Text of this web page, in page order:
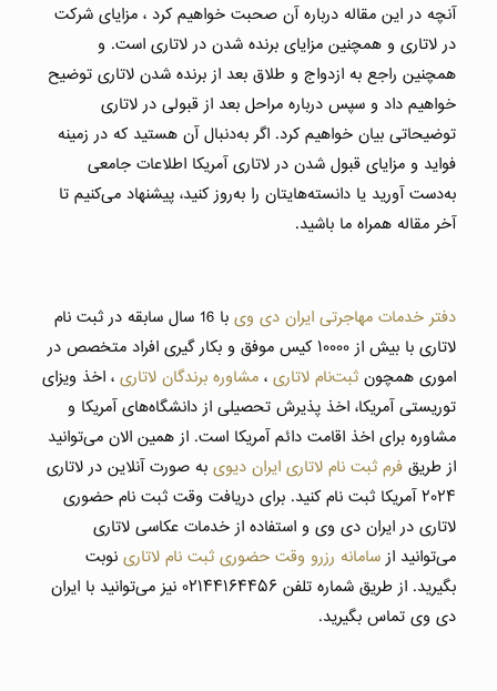
آنچه در این مقاله درباره آن صحبت خواهیم کرد ، مزایای شرکت
در لاتاری و همچنین مزایای برنده شدن در لاتاری است. و
همچنین راجع به ازدواج و طلاق بعد از برنده شدن لاتاری توضیح
خواهیم داد و سپس درباره مراحل بعد از قبولی در لاتاری
توضیحاتی بیان خواهیم کرد. اگر به‌دنبال آن هستید که در زمینه
فواید و مزایای قبول شدن در لاتاری آمریکا اطلاعات جامعی
به‌دست آورید یا دانسته‌هایتان را به‌روز کنید، پیشنهاد می‌کنیم تا
آخر مقاله همراه ما باشید.
دفتر خدمات مهاجرتی ایران دی وی
با 16 سال سابقه در ثبت نام
لاتاری با بیش از ۱۰۰۰۰ کیس موفق و بکار گیری افراد متخصص در
اموری همچون ثبت‌نام لاتاری، مشاوره برندگان لاتاری، اخذ ویزای
توریستی آمریکا، اخذ پذیرش تحصیلی از دانشگاه‌های آمریکا و
مشاوره برای اخذ اقامت دائم آمریکا است. از همین الان می‌توانید
از طریقفرم ثبت نام لاتاری ایران دیویبه صورت آنلاین در لاتاری
۲۰۲۴ آمریکا ثبت نام کنید. برای دریافت وقت ثبت نام حضوری
لاتاری در ایران دی وی و استفاده از خدمات عکاسی لاتاری
می‌توانید ازسامانه رزرو وقت حضوری ثبت نام لاتارینوبت
بگیرید. از طریق شماره تلفن ۰۲۱۴۴۱۶۴۴۵۶ نیز می‌توانید با ایران
دی وی تماس بگیرید.